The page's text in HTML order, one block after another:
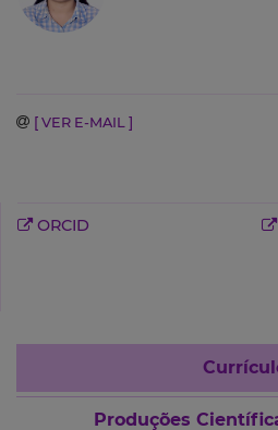
[ VER E-MAIL ]
ORCID
Produções